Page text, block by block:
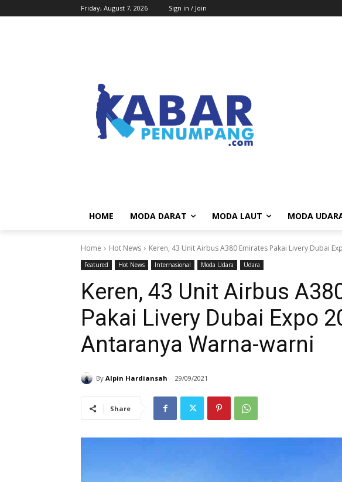
Friday, August 7, 2026 Sign in / Join
HOME MODA DARAT MODA LAUT MODA
Home Hot News Keren, 43 Unit Airbus A380 Emirates Pakai Livery Dubai
Featured Hot News Internasional Moda Udara Udara
Keren, 43 Unit Airbus
Pakai Livery Dubai Expo
Antaranya Warna-warni
By Alpin Hardiansah 29/09/2021
Share